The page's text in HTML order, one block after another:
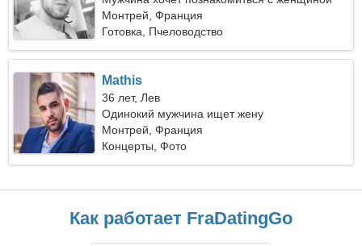
Монтрей, Франция
Готовка, Пчеловодство
Mathis
36 лет, Лев
Одинокий мужчина ищет жену
Монтрей, Франция
Концерты, Фото
Как работает FraDatingGo